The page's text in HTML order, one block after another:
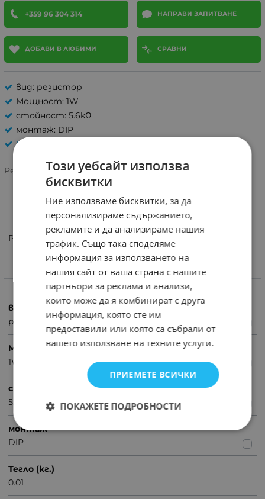
+359 96 304 314 НАПРАВИ ЗАПИТВАНЕ
ДОБАВИ В ЛЮБИМИ СРАВНИ
вид: резистор
Мощност: 1W
стойност: 5.6kΩ
монтаж: DIP
РЕЗИСТОРИ
Рейтинг:
ИНФОРМАЦИЯ
Резистор 5.6KΩ 1W
ХАРАКТЕРИСТИКИ
вид
резистор
Мощност
1W
стойност
5.6kΩ
монтаж
DIP
Тегло (кг.)
0.01
Този уебсайт използва
бисквитки
Ние използваме бисквитки, за да
персонализираме съдържанието,
рекламите и да анализираме нашия
трафик. Също така споделяме
информация за използването на
нашия сайт от ваша страна с нашите
партньори за реклама и анализи,
които може да я комбинират с друга
информация, която сте им
предоставили или която са събрали от
вашето използване на техните услуги.
ПРИЕМЕТЕ ВСИЧКИ
ПОКАЖЕТЕ ПОДРОБНОСТИ